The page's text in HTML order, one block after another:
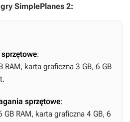
SimplePlanes 2:
:
RAM, karta graficzna 3 GB, 6 GB
sprzętowe:
RAM, karta graficzna 4 GB, 6